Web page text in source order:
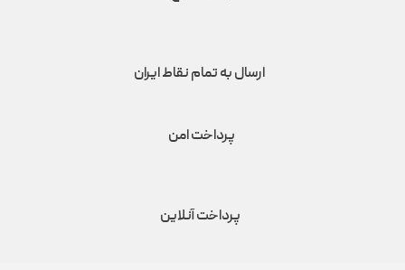
ارسال به تمام نقاط ایران
پرداخت امن
پرداخت آنلاین